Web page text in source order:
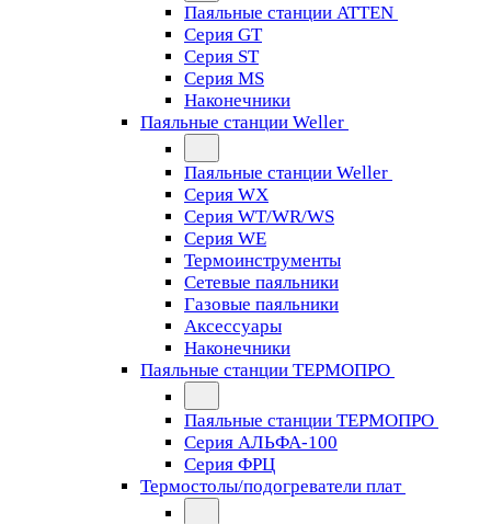
Паяльные станции ATTEN
Серия GT
Серия ST
Серия MS
Наконечники
Паяльные станции Weller
Паяльные станции Weller
Серия WX
Серия WT/WR/WS
Серия WE
Термоинструменты
Сетевые паяльники
Газовые паяльники
Аксессуары
Наконечники
Паяльные станции ТЕРМОПРО
Паяльные станции ТЕРМОПРО
Серия АЛЬФА-100
Серия ФРЦ
Термостолы/подогреватели плат